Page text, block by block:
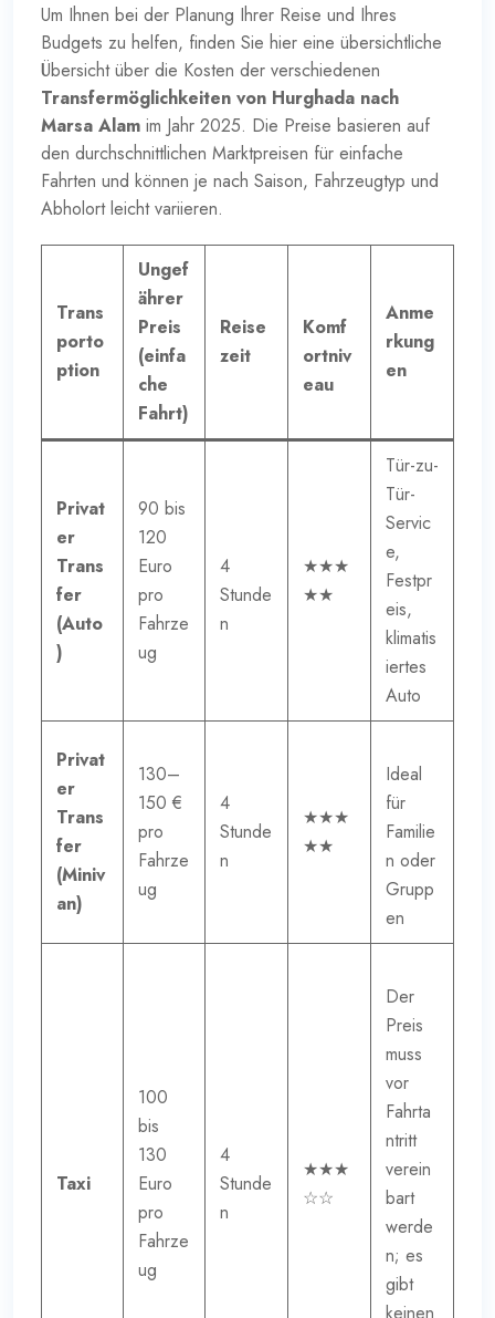
Um Ihnen bei der Planung Ihrer Reise und Ihres
Budgets zu helfen, finden Sie hier eine übersichtliche
Übersicht über die Kosten der verschiedenen
Transfermöglichkeiten von Hurghada nach
Marsa Alam im Jahr 2025. Die Preise basieren auf
den durchschnittlichen Marktpreisen für einfache
Fahrten und können je nach Saison, Fahrzeugtyp und
Abholort leicht variieren.
Trans
porto
ption
Ungef
ährer
Preis
(einfa
che
Fahrt)
Reise
zeit
Komf
ortniv
eau
Anme
rkung
en
Privat
er
Trans
fer
(Auto
)
90 bis
120
Euro
pro
Fahrze
ug
4
Stunde
n
★★★
★★
Tür-zu-
Tür-
Servic
e,
Festpr
eis,
klimatis
iertes
Auto
Privat
er
Trans
fer
(Miniv
an)
130–
150 €
pro
Fahrze
ug
4
Stunde
n
★★★
★★
Ideal
für
Familie
n oder
Grupp
en
Taxi
100
bis
130
Euro
pro
Fahrze
ug
4
Stunde
n
★★★
☆☆
Der
Preis
muss
vor
Fahrta
ntritt
verein
bart
werde
n; es
gibt
keinen